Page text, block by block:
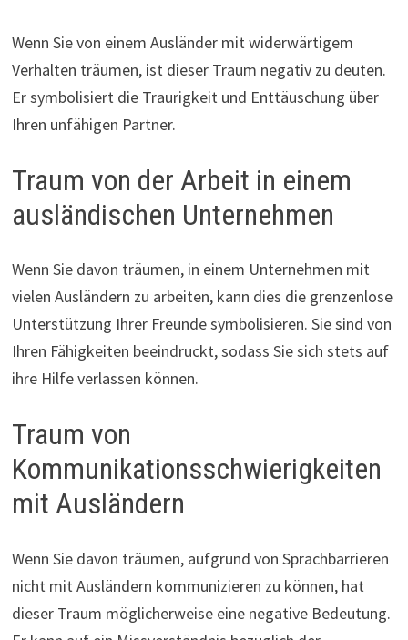
Wenn Sie von einem Ausländer mit widerwärtigem
Verhalten träumen, ist dieser Traum negativ zu deuten.
Er symbolisiert die Traurigkeit und Enttäuschung über
Ihren unfähigen Partner.
Traum von der Arbeit in einem
ausländischen Unternehmen
Wenn Sie davon träumen, in einem Unternehmen mit
vielen Ausländern zu arbeiten, kann dies die grenzenlose
Unterstützung Ihrer Freunde symbolisieren. Sie sind von
Ihren Fähigkeiten beeindruckt, sodass Sie sich stets auf
ihre Hilfe verlassen können.
Traum von
Kommunikationsschwierigkeiten
mit Ausländern
Wenn Sie davon träumen, aufgrund von Sprachbarrieren
nicht mit Ausländern kommunizieren zu können, hat
dieser Traum möglicherweise eine negative Bedeutung.